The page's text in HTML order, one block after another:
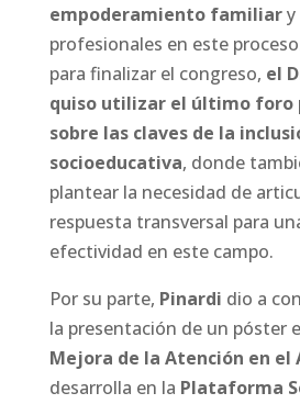
empoderamiento familiary
profesionales en este
para finalizar el congreso, el
quiso utilizar el último foro
sobre las claves de la
socioeducativa, donde
plantear la necesidad de
respuesta transversal para
efectividad en este campo.
Por su parte, Pinardi dio a
la presentación de un póster
Mejora de la Atención en el
desarrolla en la Plataforma